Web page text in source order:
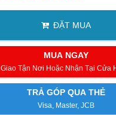
ĐẶT MUA
MUA NGAY
Giao Tận Nơi Hoặc Nhận Tại Cửa
TRẢ GÓP QUA THẺ
Visa, Master, JCB